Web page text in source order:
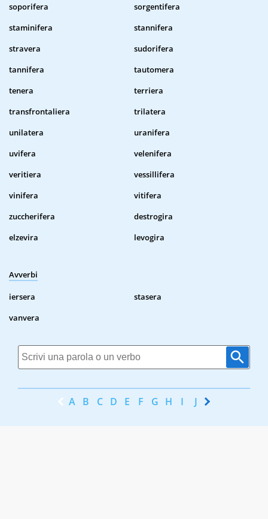
soporifera
sorgentifera
staminifera
stannifera
stravera
sudorifera
tannifera
tautomera
tenera
terriera
transfrontaliera
trilatera
unilatera
uranifera
uvifera
velenifera
veritiera
vessillifera
vinifera
vitifera
zuccherifera
destrogira
elzevira
levogira
Avverbi
iersera
stasera
vanvera
A B C D E F G H I J K